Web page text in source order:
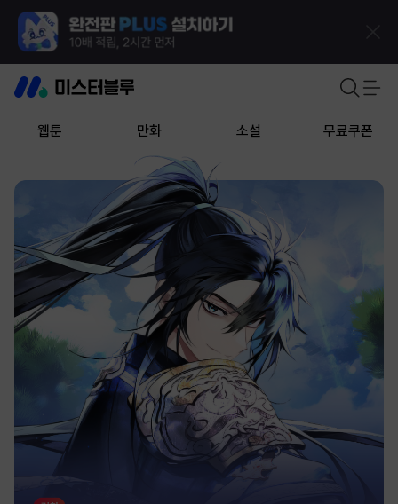
웹툰 만화 소설 무료쿠폰